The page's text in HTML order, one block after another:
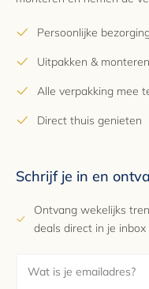
Garantie
Persoonlijke
Uitpakken & monteren
Alle verpakking mee
Direct thuis genieten
Schrijf je in en
Ontvang wekelijks
deals direct in je inbox